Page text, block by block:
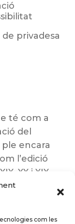
com les
privadesa
té com a
del
encara
l’edició
XX i XIX